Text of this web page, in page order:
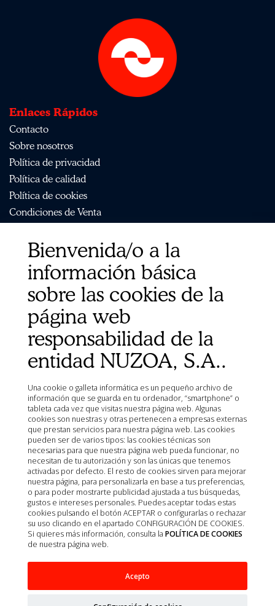
Enlaces Rápidos
Contacto
Sobre nosotros
Política de privacidad
Política de calidad
Política de cookies
Condiciones de Venta
Mapa del sitio
Organismos
Ambiente (MAPA)
Sanitarios (AEMPS)
veterinarios CIMAVET
© 2026Nuzoa| Todos los derechos reservados
Bienvenida/o a la
información básica
sobre las cookies de la
página web
responsabilidad de la
entidad NUZOA, S.A..
Una cookie o galleta informática es un pequeño archivo de
información que se guarda en tu ordenador, “smartphone” o
tableta cada vez que visitas nuestra página web. Algunas
cookies son nuestras y otras pertenecen a empresas externas
que prestan servicios para nuestra página web. Las cookies
pueden ser de varios tipos: las cookies técnicas son
necesarias para que nuestra página web pueda funcionar, no
necesitan de tu autorización y son las únicas que tenemos
activadas por defecto. El resto de cookies sirven para mejorar
nuestra página, para personalizarla en base a tus preferencias,
o para poder mostrarte publicidad ajustada a tus búsquedas,
gustos e intereses personales. Puedes aceptar todas estas
cookies pulsando el botón ACEPTAR o configurarlas o rechazar
su uso clicando en el apartado CONFIGURACIÓN DE COOKIES.
Si quieres más información, consulta la POLÍTICA DE COOKIES
de nuestra página web.
Acepto